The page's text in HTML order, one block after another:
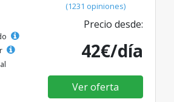
(1231 opiniones)
Precio desde:
42€/día
Ver oferta